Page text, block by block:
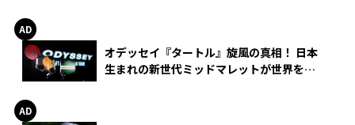
オデッセイ『タートル』旋風の真相！ 日本
生まれの新世代ミッドマレットが世界を席